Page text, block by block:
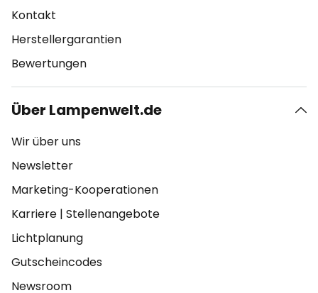
Kontakt
Herstellergarantien
Bewertungen
Über Lampenwelt.de
Wir über uns
Newsletter
Marketing-Kooperationen
Karriere | Stellenangebote
Lichtplanung
Gutscheincodes
Newsroom